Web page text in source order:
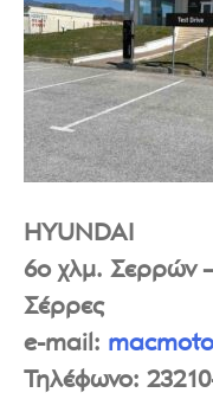
HYUNDAI
6o χλμ. Σερρών
Σέρρες
e-mail:
Τηλέφωνο: